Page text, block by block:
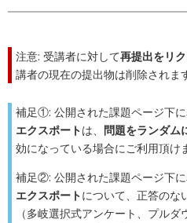
注意: 受講者に対して再提出をリ
講者の現在の提出物は削除されま
補足①: 公開された課題ページ下
エクスポートは、 問題をランダム
効になっている場合にご利用頂け
補足②: 公開された課題ページ下
エクスポートについて、正答のな
（多岐選択式アンケート、プル